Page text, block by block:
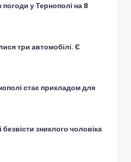
у Тернополі на 8
три автомобілі. Є
стає прикладом для
безвісти зниклого чоловіка